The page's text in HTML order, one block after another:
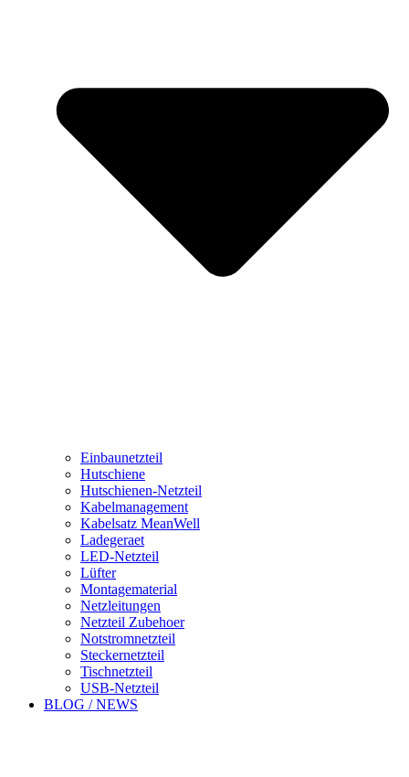
Einbaunetzteil
Hutschiene
Hutschienen-Netzteil
Kabelmanagement
Kabelsatz MeanWell
Ladegeraet
LED-Netzteil
Lüfter
Montagematerial
Netzleitungen
Netzteil Zubehoer
Notstromnetzteil
Steckernetzteil
Tischnetzteil
USB-Netzteil
BLOG / NEWS